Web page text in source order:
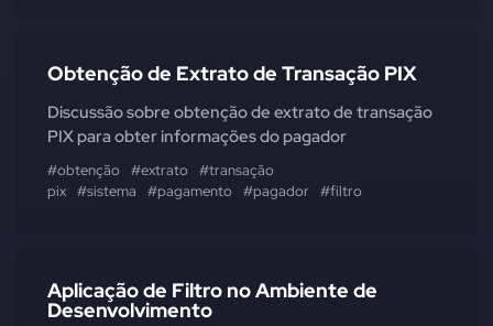
Obtenção de Extrato de Transação PIX
Discussão sobre obtenção de extrato de transação
PIX para obter informações do pagador
#obtenção #extrato
#transação
pix #sistema #pagamento #pagador #filtro
Aplicação de Filtro no Ambiente de
Desenvolvimento